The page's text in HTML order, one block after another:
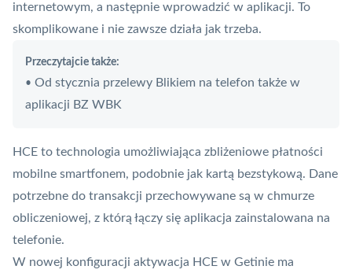
internetowym, a następnie wprowadzić w aplikacji. To
skomplikowane i nie zawsze działa jak trzeba.
Przeczytajcie także:
• Od stycznia przelewy Blikiem na telefon także w
aplikacji BZ WBK
HCE to technologia umożliwiająca zbliżeniowe płatności
mobilne smartfonem, podobnie jak kartą bezstykową. Dane
potrzebne do transakcji przechowywane są w chmurze
obliczeniowej, z którą łączy się aplikacja zainstalowana na
telefonie.
W nowej konfiguracji aktywacja HCE w Getinie ma